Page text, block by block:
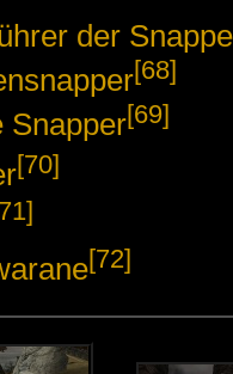
der
[68]
Snapper[69]
[70]
[72]